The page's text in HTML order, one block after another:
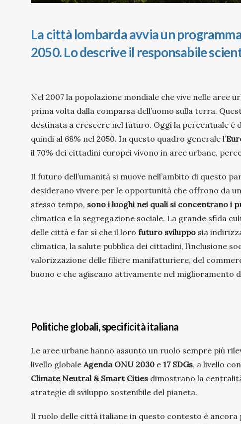
La città lombarda avvia un
2050. Lo descrive il responsabile
Nel 2007 la popolazione mondiale che vive nelle aree
prima volta dalla comparsa dell’uomo sulla terra.
destinata a crescere nel futuro. Oggi la percentuale è
quindi al 68% nel 2050. In questo quadro generale l’
il 70% dei cittadini europei vivono in aree urbane,
Il futuro dell’umanità si muove nell’ambito di questo
desiderano vivere per le opportunità che offrono da
stesso tempo, sono i luoghi nei quali si concentrano i
climatica e la segregazione sociale. La grande sfida
delle città e far sì che il loro futuro sviluppo sia
climatica, la salute pubblica dei cittadini, l’inclusione
valorizzazione delle filiere manifatturiere, del
buono e che agiscano attivamente nel miglioramento
Politiche globali, specificità italiana
Le aree urbane hanno assunto un ruolo sempre più
livello globale Agenda ONU 2030 e 17 SDGs, a livello
Climate Neutral & Smart Cities dimostrano la
strategie di sviluppo sostenibile del pianeta.
Il ruolo delle città italiane in questo contesto è